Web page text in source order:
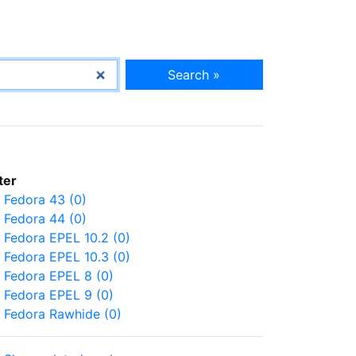
Search »
Fedora 43 (0)
Fedora 44 (0)
Fedora EPEL 10.2 (0)
Fedora EPEL 10.3 (0)
Fedora EPEL 8 (0)
Fedora EPEL 9 (0)
Fedora Rawhide (0)